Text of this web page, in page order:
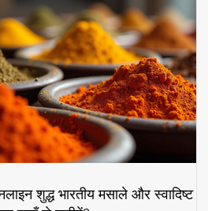
शुद्ध भारतीय मसाले और स्वादिष्ट